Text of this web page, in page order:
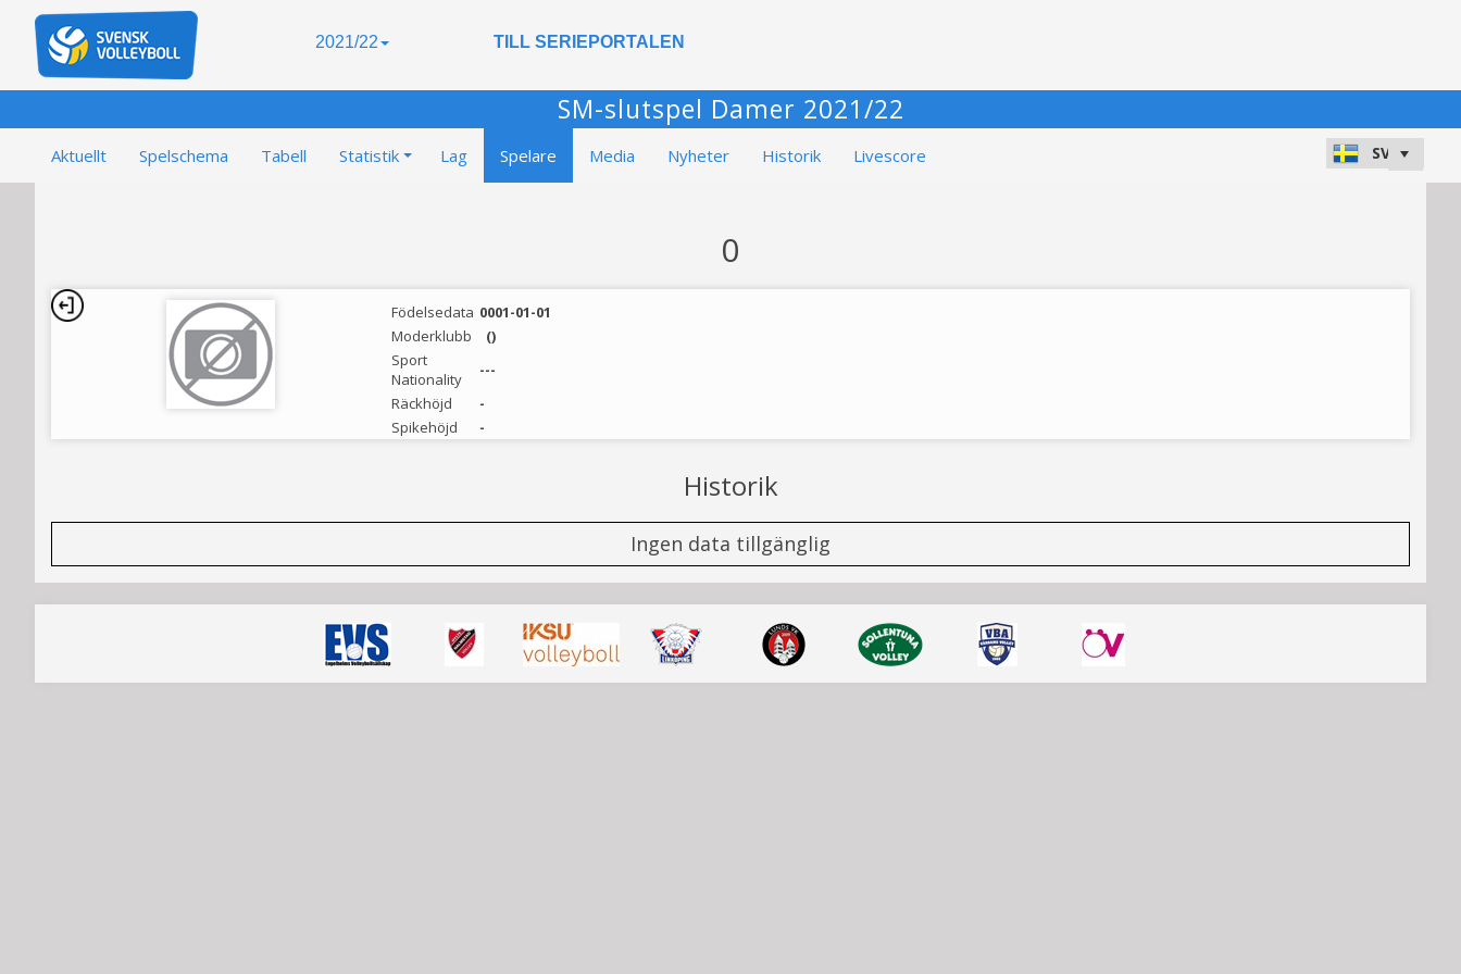
2021/22 TILL SERIEPORTALEN
SM-slutspel Damer 2021/22
Aktuellt Spelschema Tabell Statistik Lag Spelare Media Nyheter Historik Livescore
0
Födelsedata 0001-01-01
Moderklubb
()
Sport
Nationality
---
Räckhöjd
-
Spikehöjd
-
Historik
Ingen data tillgänglig